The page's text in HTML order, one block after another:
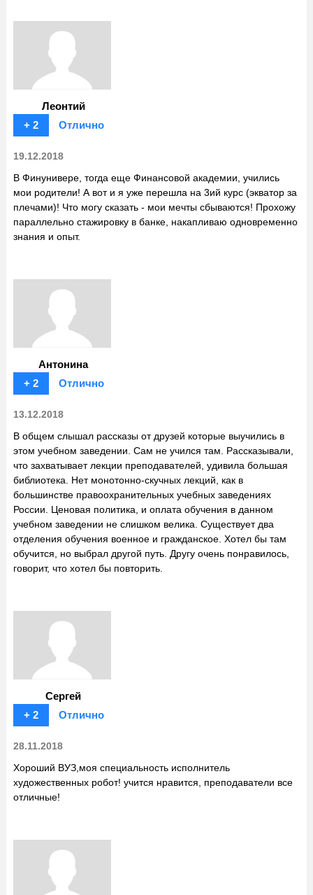
Леонтий
+ 2
Отлично
19.12.2018
В Финунивере, тогда еще Финансовой академии, учились
мои родители! А вот и я уже перешла на 3ий курс (экватор за
плечами)! Что могу сказать - мои мечты сбываются! Прохожу
параллельно стажировку в банке, накапливаю одновременно
знания и опыт.
Антонина
+ 2
Отлично
13.12.2018
В общем слышал рассказы от друзей которые выучились в
этом учебном заведении. Сам не учился там. Рассказывали,
что захватывает лекции преподавателей, удивила большая
библиотека. Нет монотонно-скучных лекций, как в
большинстве правоохранительных учебных заведениях
России. Ценовая политика, и оплата обучения в данном
учебном заведении не слишком велика. Существует два
отделения обучения военное и гражданское. Хотел бы там
обучится, но выбрал другой путь. Другу очень понравилось,
говорит, что хотел бы повторить.
Сергей
+ 2
Отлично
28.11.2018
Хороший ВУЗ,моя специальность исполнитель
художественных робот! учится нравится, преподаватели все
отличные!